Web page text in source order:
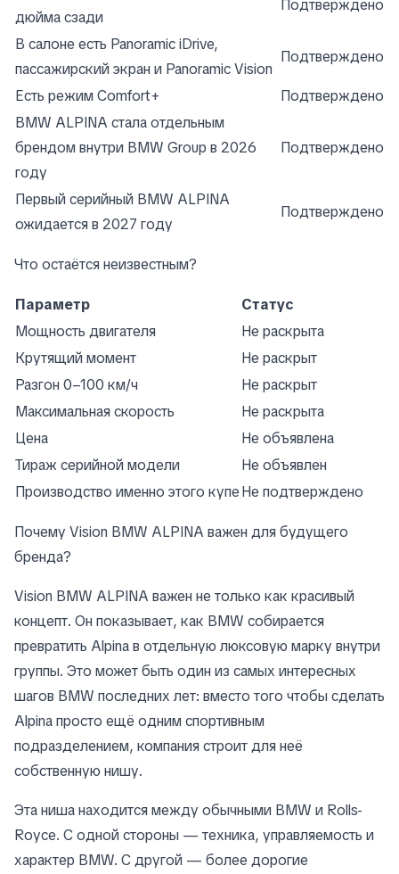
дюйма сзади
Подтверждено
В салоне есть Panoramic iDrive,
пассажирский экран и Panoramic Vision
Подтверждено
Есть режим Comfort+
Подтверждено
BMW ALPINA стала отдельным
брендом внутри BMW Group в 2026
году
Подтверждено
Первый серийный BMW ALPINA
ожидается в 2027 году
Подтверждено
Что остаётся неизвестным?
Параметр
Статус
Мощность двигателя
Не раскрыта
Крутящий момент
Не раскрыт
Разгон 0–100 км/ч
Не раскрыт
Максимальная скорость
Не раскрыта
Цена
Не объявлена
Тираж серийной модели
Не объявлен
Производство именно этого купеНе подтверждено
Почему Vision BMW ALPINA важен для будущего
бренда?
Vision BMW ALPINA важен не только как красивый
концепт. Он показывает, как BMW собирается
превратить Alpina в отдельную люксовую марку внутри
группы. Это может быть один из самых интересных
шагов BMW последних лет: вместо того чтобы сделать
Alpina просто ещё одним спортивным
подразделением, компания строит для неё
собственную нишу.
Эта ниша находится между обычными BMW и Rolls-
Royce. С одной стороны — техника, управляемость и
характер BMW. С другой — более дорогие